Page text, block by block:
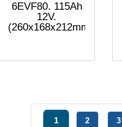
6EVF80. 115Ah
12V.
(260x168x212mm)
1 2 3